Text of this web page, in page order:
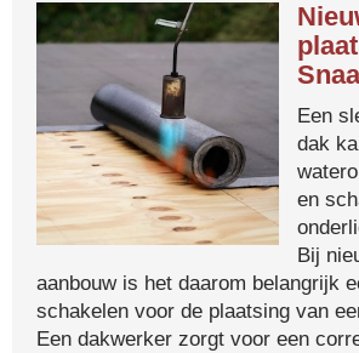
Een
dak
en
Bij
aanbouw is het daarom belangrijk
schakelen voor de plaatsing van
Een dakwerker zorgt voor een